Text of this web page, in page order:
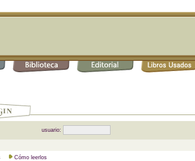
usuario:
Cómo leerlos